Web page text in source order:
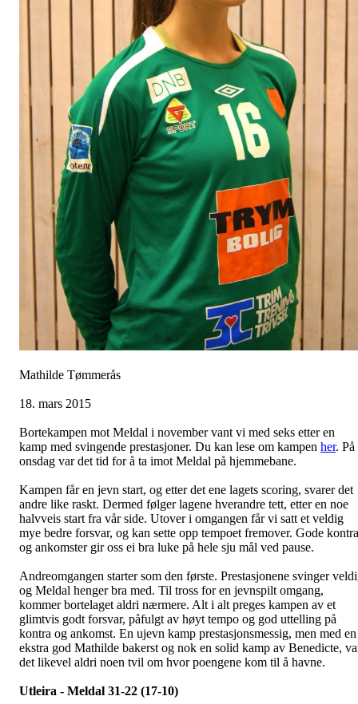
Mathilde Tømmerås
18. mars 2015
Bortekampen mot Meldal i november vant vi med seks etter en
kamp med svingende prestasjoner. Du kan lese om kampen her. På
onsdag var det tid for å ta imot Meldal på hjemmebane.
Kampen får en jevn start, og etter det ene lagets scoring, svarer det
andre like raskt. Dermed følger lagene hverandre tett, etter en noe
halvveis start fra vår side. Utover i omgangen får vi satt et veldig
mye bedre forsvar, og kan sette opp tempoet fremover. Gode kontra
og ankomster gir oss ei bra luke på hele sju mål ved pause.
Andreomgangen starter som den første. Prestasjonene svinger
og Meldal henger bra med. Til tross for en jevnspilt omgang,
kommer bortelaget aldri nærmere. Alt i alt preges kampen av et
glimtvis godt forsvar, påfulgt av høyt tempo og god uttelling på
kontra og ankomst. En ujevn kamp prestasjonsmessig, men med en
ekstra god Mathilde bakerst og nok en solid kamp av Benedicte,
det likevel aldri noen tvil om hvor poengene kom til å havne.
Utleira - Meldal 31-22 (17-10)